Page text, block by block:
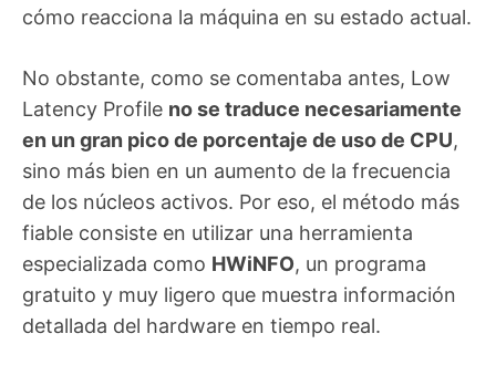
cómo reacciona la máquina en su estado actual.
No obstante, como se comentaba antes, Low
Latency Profile no se traduce necesariamente
en un gran pico de porcentaje de uso de CPU,
sino más bien en un aumento de la frecuencia
de los núcleos activos. Por eso, el método más
fiable consiste en utilizar una herramienta
especializada como HWiNFO, un programa
gratuito y muy ligero que muestra información
detallada del hardware en tiempo real.